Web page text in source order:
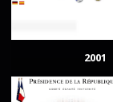
2001